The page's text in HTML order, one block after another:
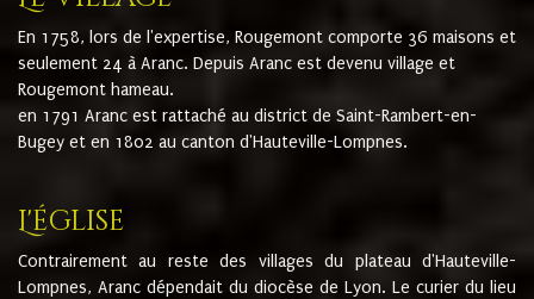
En 1758, lors de l'expertise, Rougemont comporte 36 maisons et
seulement 24 à Aranc. Depuis Aranc est devenu village et
Rougemont hameau.
en 1791 Aranc est rattaché au district de Saint-Rambert-en-
Bugey et en 1802 au canton d'Hauteville-Lompnes.
L'église
Contrairement au reste des villages du plateau d'Hauteville-
Lompnes, Aranc dépendait du diocèse de Lyon. Le curier du lieu